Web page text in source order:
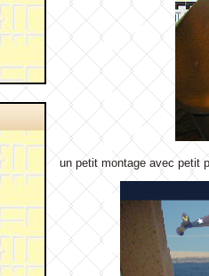
un petit montage avec petit